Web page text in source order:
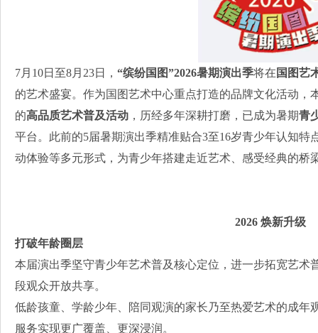
7月10日至8月23日， “缤纷国图”2026暑期演出季将在 国图艺
的艺术盛宴。作为国图艺术中心重点打造的品牌文化活动，
的高品质艺术普及活动 ，历经多年深耕打磨，已成为暑期青
平台。此前的5届暑期演出季精准贴合3至16岁青少年认知
动体验等多元形式，为青少年搭建走近艺术、感受经典的桥
2026 焕新升级
打破年龄圈层
本届演出季坚守青少年艺术普及核心定位，进一步拓宽艺术
段观众开放共享。
低龄孩童、学龄少年、陪同观演的家长乃至热爱艺术的成年
服务实现更广覆盖、更深浸润。